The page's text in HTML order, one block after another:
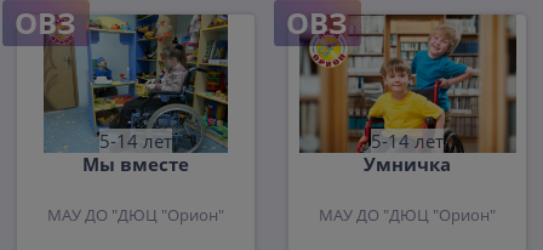
ОВЗ
5-14 лет
Мы вместе
МАУ ДО "ДЮЦ "Орион"
ОВЗ
5-14 лет
Умничка
МАУ ДО "ДЮЦ "Орион"